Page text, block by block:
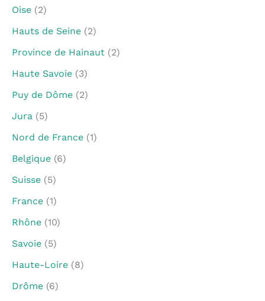
Oise (2)
Hauts de Seine (2)
Province de Hainaut (2)
Haute Savoie (3)
Puy de Dôme (2)
Jura (5)
Nord de France (1)
Belgique (6)
Suisse (5)
France (1)
Rhône (10)
Savoie (5)
Haute-Loire (8)
Drôme (6)